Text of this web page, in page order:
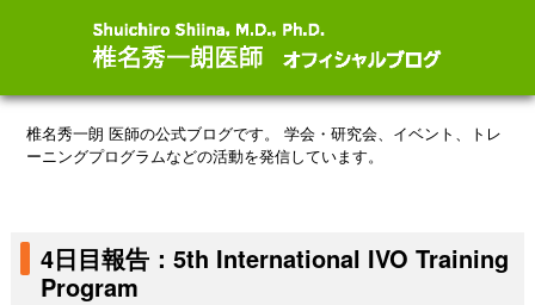
椎名秀一朗 医師の公式ブログです。
学会・研究会、イベント、トレ
ーニングプログラムなどの活動を発信しています。
4日目報告：5th International IVO Training
Program